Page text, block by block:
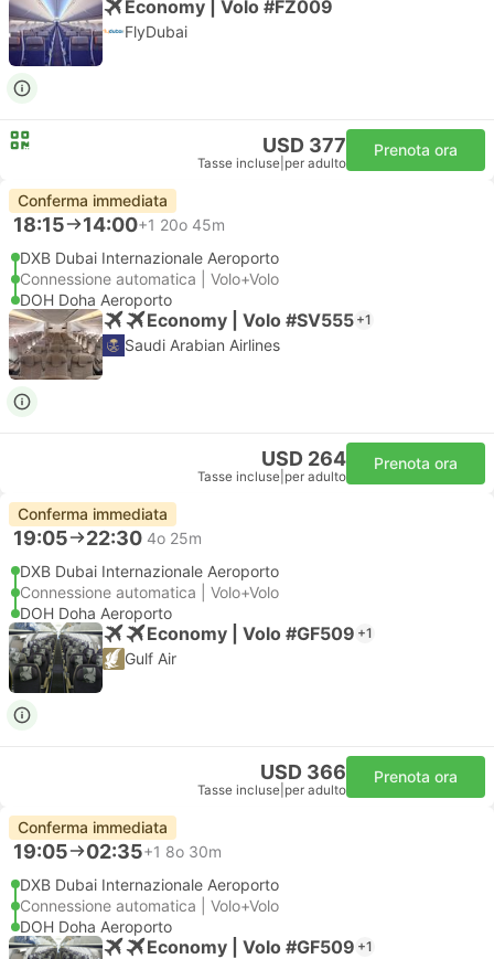
Economy | Volo #FZ009
FlyDubai
USD 377
Tasse incluse per adulto
Prenota ora
Conferma immediata
18:15 14:00+1 20o 45m
DXB Dubai Internazionale Aeroporto
Connessione automatica | Volo+Volo
DOH Doha Aeroporto
Economy | Volo #SV555 +1
Saudi Arabian Airlines
USD 264
Tasse incluse per adulto
Prenota ora
Conferma immediata
19:05 22:30 4o 25m
DXB Dubai Internazionale Aeroporto
Connessione automatica | Volo+Volo
DOH Doha Aeroporto
Economy | Volo #GF509 +1
Gulf Air
USD 366
Tasse incluse per adulto
Prenota ora
Conferma immediata
19:05 02:35+1 8o 30m
DXB Dubai Internazionale Aeroporto
Connessione automatica | Volo+Volo
DOH Doha Aeroporto
Economy | Volo #GF509 +1